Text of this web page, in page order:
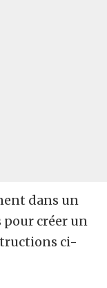
dans un
créer un
ci-